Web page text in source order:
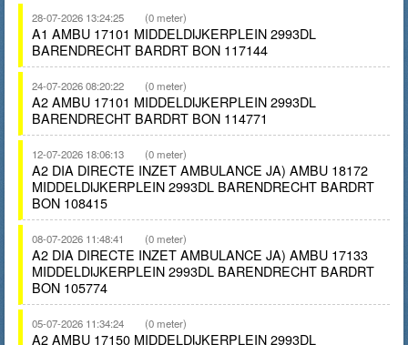
28-07-2026 13:24:25 (0 meter)
A1 AMBU 17101 MIDDELDIJKERPLEIN 2993DL
BARENDRECHT BARDRT BON 117144
24-07-2026 08:20:22 (0 meter)
A2 AMBU 17101 MIDDELDIJKERPLEIN 2993DL
BARENDRECHT BARDRT BON 114771
12-07-2026 18:06:13 (0 meter)
A2 DIA DIRECTE INZET AMBULANCE JA) AMBU 18172
MIDDELDIJKERPLEIN 2993DL BARENDRECHT BARDRT
BON 108415
08-07-2026 11:48:41 (0 meter)
A2 DIA DIRECTE INZET AMBULANCE JA) AMBU 17133
MIDDELDIJKERPLEIN 2993DL BARENDRECHT BARDRT
BON 105774
05-07-2026 11:34:24 (0 meter)
A2 AMBU 17150 MIDDELDIJKERPLEIN 2993DL